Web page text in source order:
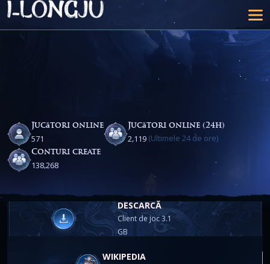
Jucători online
571
Jucători online (24h)
2,119 (Ultimele 24 de ore)
Conturi create
138,268
DESCARCĂ
Client de joc 3.1
GB
WIKIPEDIA